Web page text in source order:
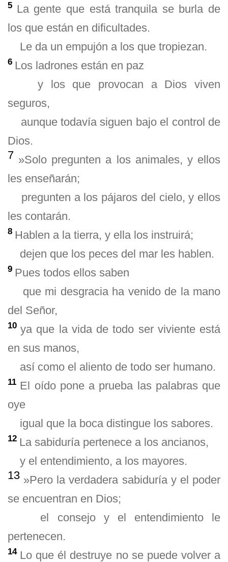
5 La gente que está tranquila se burla de
los que están en dificultades.
Le da un empujón a los que tropiezan.
6 Los ladrones están en paz
y los que provocan a Dios viven
seguros,
aunque todavía siguen bajo el control de
Dios.
7 »Solo pregunten a los animales, y ellos
les enseñarán;
pregunten a los pájaros del cielo, y ellos
les contarán.
8 Hablen a la tierra, y ella los instruirá;
dejen que los peces del mar les hablen.
9 Pues todos ellos saben
que mi desgracia ha venido de la mano
del Señor,
10ya que la vida de todo ser viviente está
en sus manos,
así como el aliento de todo ser humano.
11 El oído pone a prueba las palabras que
oye
igual que la boca distingue los sabores.
12 La sabiduría pertenece a los ancianos,
y el entendimiento, a los mayores.
13 »Pero la verdadera sabiduría y el poder
se encuentran en Dios;
el consejo y el entendimiento le
pertenecen.
14 Lo que él destruye no se puede volver a